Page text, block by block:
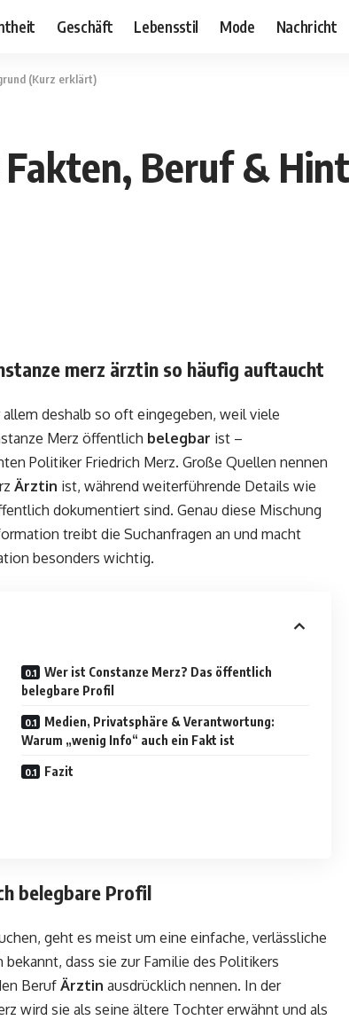
Geschäft Lebensstil Mode Nachricht
(Kurz erklärt)
Beruf &
merz ärztin so häufig auftaucht
deshalb so oft eingegeben, weil viele
Merz öffentlich belegbar ist –
Politiker Friedrich Merz. Große Quellen nennen
Ärztin ist, während weiterführende Details wie
dokumentiert sind. Genau diese Mischung
treibt die Suchanfragen an und macht
besonders wichtig.
Wer ist Constanze Merz? Das öffentlich
belegbare Profil
Medien, Privatsphäre & Verantwortung:
Warum „wenig Info“ auch ein Fakt ist
Fazit
belegbare Profil
geht es meist um eine einfache, verlässliche
dass sie zur Familie des Politikers
BerufÄrztin ausdrücklich nennen. In der
wird sie als seine ältere Tochter erwähnt und als